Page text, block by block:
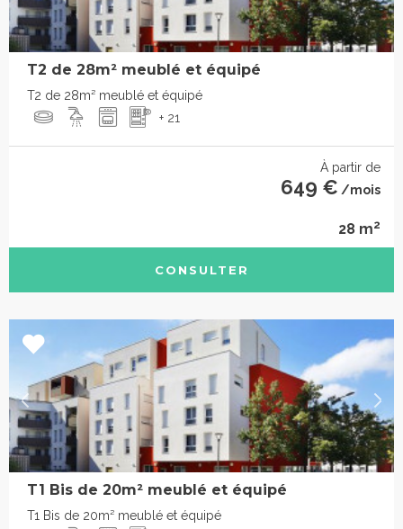
T2 de 28m² meublé et équipé
T2 de 28m² meublé et équipé
+ 21
À partir de
649 € /mois
28 m2
CONSULTER
T1 Bis de 20m² meublé et équipé
T1 Bis de 20m² meublé et équipé